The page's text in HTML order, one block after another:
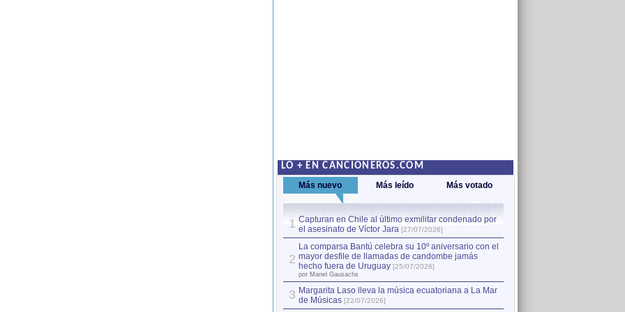
LO + EN CANCIONEROS.COM
Más nuevo Más leído Más votado
1 Capturan en Chile al último exmilitar condenado por
el asesinato de Víctor Jara [27/07/2026]
2
La comparsa Bantú celebra su 10º aniversario con el
mayor desfile de llamadas de candombe jamás
hecho fuera de Uruguay [25/07/2026]
por Manel Gausachs
3 Margarita Laso lleva la música ecuatoriana a La Mar
de Músicas [22/07/2026]